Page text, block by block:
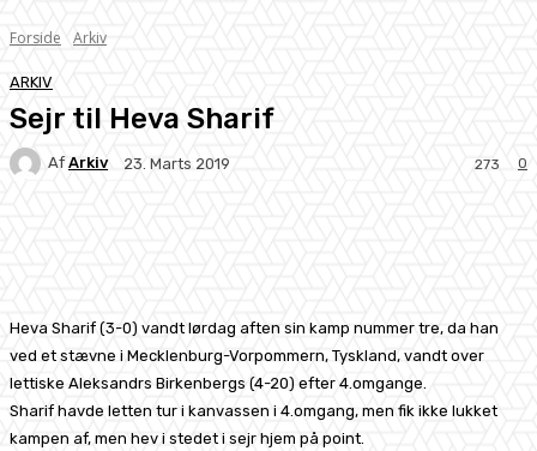
Forside Arkiv
ARKIV
Sejr til Heva Sharif
Af Arkiv 23. Marts 2019 0
273
Heva Sharif (3-0) vandt lørdag aften sin kamp nummer tre, da han
ved et stævne i Mecklenburg-Vorpommern, Tyskland, vandt over
lettiske Aleksandrs Birkenbergs (4-20) efter 4.omgange.
Sharif havde letten tur i kanvassen i 4.omgang, men fik ikke lukket
kampen af, men hev i stedet i sejr hjem på point.